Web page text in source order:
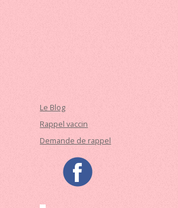
Le Blog
Rappel vaccin
Demande de rappel